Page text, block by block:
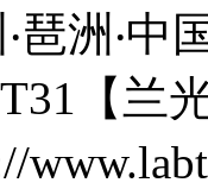
琶洲‧
【兰